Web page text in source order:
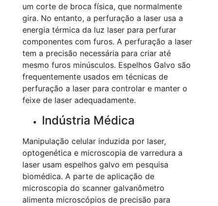
um corte de broca física, que normalmente
gira. No entanto, a perfuração a laser usa a
energia térmica da luz laser para perfurar
componentes com furos. A perfuração a laser
tem a precisão necessária para criar até
mesmo furos minúsculos. Espelhos Galvo são
frequentemente usados em técnicas de
perfuração a laser para controlar e manter o
feixe de laser adequadamente.
Indústria Médica
Manipulação celular induzida por laser,
optogenética e microscopia de varredura a
laser usam espelhos galvo em pesquisa
biomédica. A parte de aplicação de
microscopia do scanner galvanômetro
alimenta microscópios de precisão para